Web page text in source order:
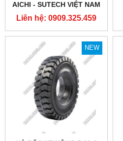
AICHI - SUTECH VIỆT NAM
Liên hệ: 0909.325.459
NEW